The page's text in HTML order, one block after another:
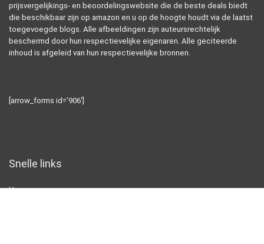
prijsvergelijkings- en beoordelingswebsite die de beste deals biedt
die beschikbaar zijn op amazon en u op de hoogte houdt via de laatst
toegevoegde blogs. Alle afbeeldingen zijn auteursrechtelijk
beschermd door hun respectievelijke eigenaren. Alle geciteerde
inhoud is afgeleid van hun respectievelijke bronnen.
[arrow_forms id=’906′]
Snelle links
Home